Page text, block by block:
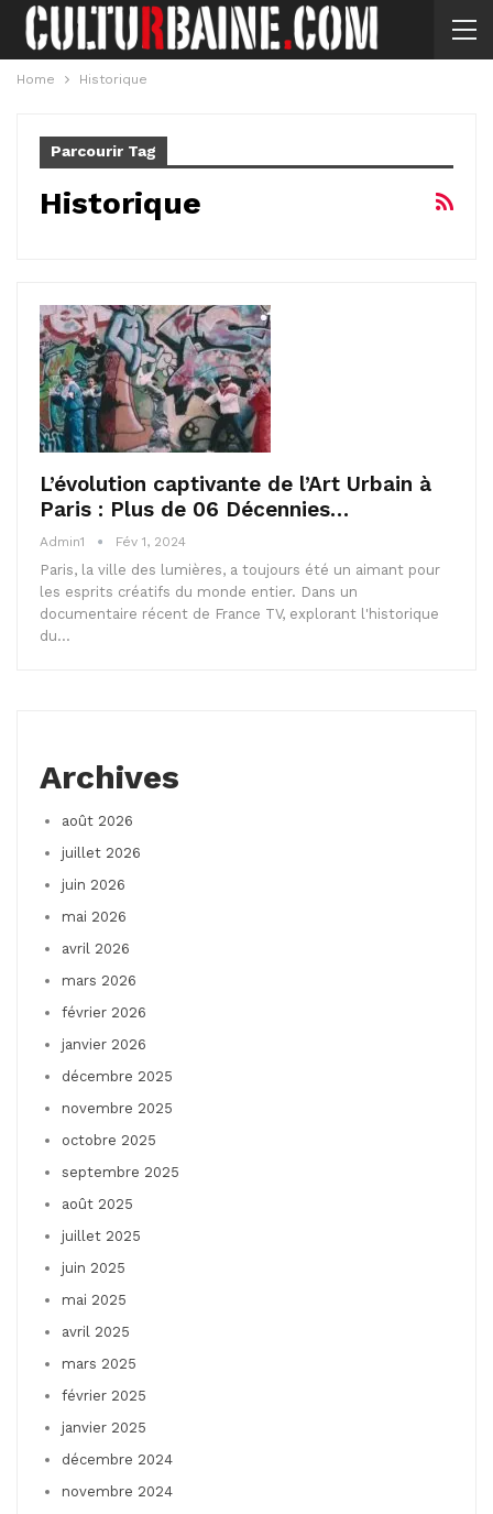
Home Historique
Parcourir Tag
Historique
L’évolution captivante de l’Art Urbain à
Paris : Plus de 06 Décennies…
Admin1 Fév 1, 2024
Paris, la ville des lumières, a toujours été un aimant pour
les esprits créatifs du monde entier. Dans un
documentaire récent de France TV, explorant l'historique
du…
Archives
août 2026
juillet 2026
juin 2026
mai 2026
avril 2026
mars 2026
février 2026
janvier 2026
décembre 2025
novembre 2025
octobre 2025
septembre 2025
août 2025
juillet 2025
juin 2025
mai 2025
avril 2025
mars 2025
février 2025
janvier 2025
décembre 2024
novembre 2024